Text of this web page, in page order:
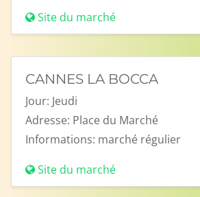
Site du marché
CANNES LA BOCCA
Jour: Jeudi
Adresse: Place du Marché
Informations: marché régulier
Site du marché